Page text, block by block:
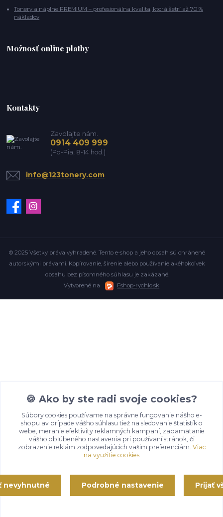
Tonery a náplne PREMIUM – profesionálna kvalita, ktorá šetrí až 70 %
nákladov
Možnosť online platby
Kontakty
Zavolajte nám.
0914 409 999
(Po-Pia, 8-14 hod.)
info@123tonery.com
© 2025 Všetky práva vyhradené. Tento e-shop a jeho obsah sú chránené
autorskými právami. Kopírovanie, šírenie alebo používanie akéhokoľvek
obsahu bez písomného súhlasu je zakázané.
Vytvorené na
Eshop-rychlo.sk
🍪 Ako by ste radi svoje cookies?
Súbory cookies používame na správne fungovanie nášho e-
shopu av prípade vášho súhlasu tiež na sledovanie štatistík o
webe, meranie efektivity reklamných kampaní, zapamätanie
vášho obľúbeného nastavenia pri používaní stránok, či
zobrazenie reklám zodpovedajúcich vašim preferenciám. Viac
na využitie cookies
nevyhnutné Podrobné nastavenie Prijať